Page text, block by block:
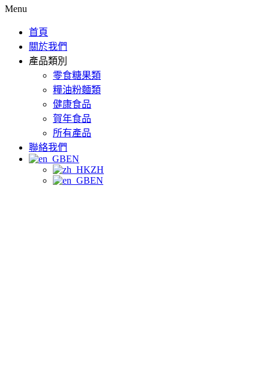
Menu
首頁
關於我們
產品類別
零食糖果類
糧油粉麵類
健康食品
賀年食品
所有產品
聯絡我們
EN
ZH
EN